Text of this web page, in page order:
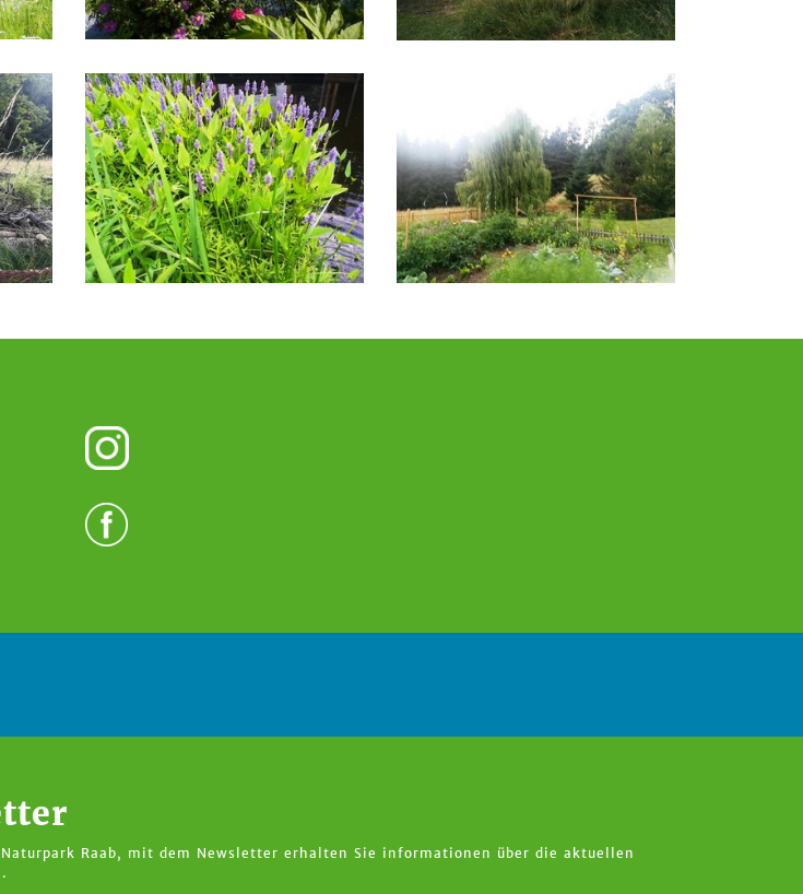
Raab, mit dem Newsletter erhalten Sie informationen über die aktuellen